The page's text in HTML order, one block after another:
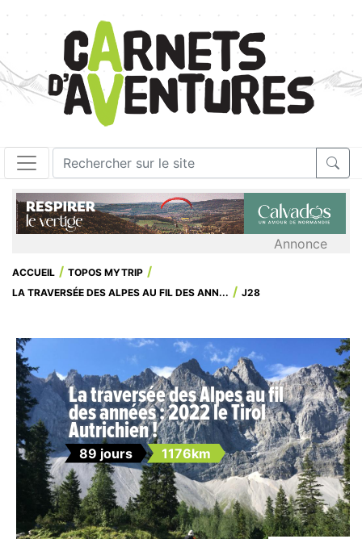
Annonce
ACCUEIL
TOPOS MYTRIP
LA TRAVERSÉE DES ALPES AU FIL DES ANN...
J28
La traversée des Alpes au fil
des années : 2022 le Tirol
Autrichien !
89 jours 1176km